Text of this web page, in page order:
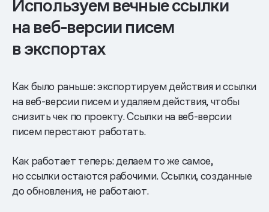
Используем вечные ссылки
на веб-версии писем
в экспортах
Как было раньше: экспортируем действия и ссылки
на веб-версии писем и удаляем действия, чтобы
снизить чек по проекту. Ссылки на веб-версии
писем перестают работать.
Как работает теперь: делаем то же самое,
но ссылки остаются рабочими. Ссылки, созданные
до обновления, не работают.